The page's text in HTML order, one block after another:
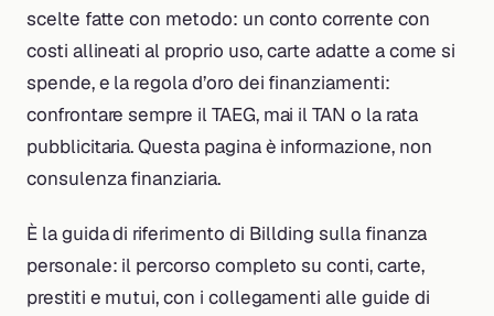
scelte fatte con metodo: un conto corrente con
costi allineati al proprio uso, carte adatte a come si
spende, e la regola d’oro dei finanziamenti:
confrontare sempre il TAEG, mai il TAN o la rata
pubblicitaria. Questa pagina è informazione, non
consulenza finanziaria.
È la guida di riferimento di Billding sulla finanza
personale: il percorso completo su conti, carte,
prestiti e mutui, con i collegamenti alle guide di